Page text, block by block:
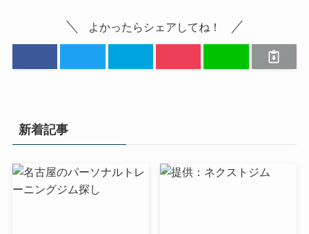
よかったらシェアしてね！
新着記事